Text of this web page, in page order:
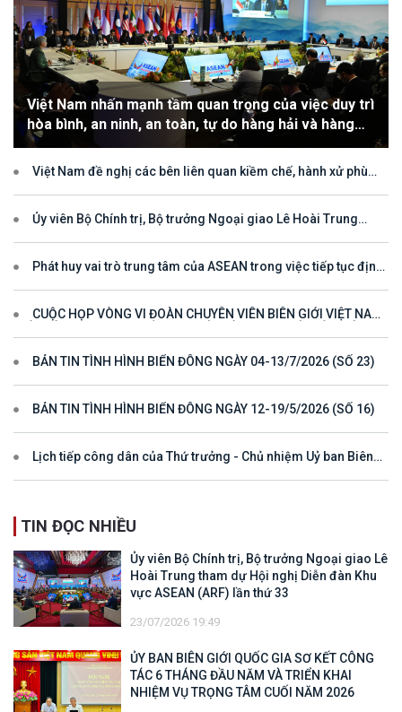
Việt Nam nhấn mạnh tầm quan trọng của việc duy trì
hòa bình, an ninh, an toàn, tự do hàng hải và hàng
không
Việt Nam đề nghị các bên liên quan kiềm chế, hành xử phù
phán đối với vùng đặc quyền kinh tế và thềm lục địa của quốc gia
ven biển
Ủy viên Bộ Chính trị, Bộ trưởng Ngoại giao Lê Hoài Trung
Phát huy vai trò trung tâm của ASEAN trong việc tiếp tục định
CUỘC HỌP VÒNG VI ĐOÀN CHUYÊN VIÊN BIÊN GIỚI VIỆT NAM
TRIỂN
BẢN TIN TÌNH HÌNH BIỂN ĐÔNG NGÀY 04-13/7/2026 (SỐ 23)
BẢN TIN TÌNH HÌNH BIỂN ĐÔNG NGÀY 12-19/5/2026 (SỐ 16)
Lịch tiếp công dân của Thứ trưởng - Chủ nhiệm Uỷ ban Biên
TIN ĐỌC NHIỀU
Ủy viên Bộ Chính trị, Bộ trưởng Ngoại giao Lê
Hoài Trung tham dự Hội nghị Diễn đàn Khu
vực ASEAN (ARF) lần thứ 33
23/07/2026 19:49
ỦY BAN BIÊN GIỚI QUỐC GIA SƠ KẾT CÔNG
TÁC 6 THÁNG ĐẦU NĂM VÀ TRIỂN KHAI
NHIỆM VỤ TRỌNG TÂM CUỐI NĂM 2026